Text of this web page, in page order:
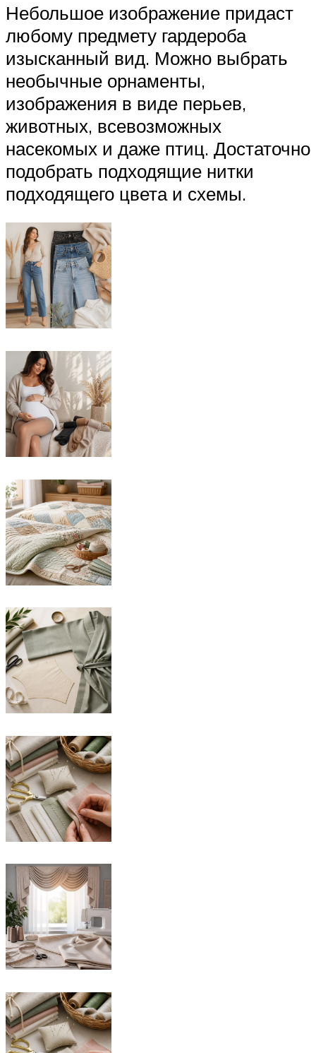
Небольшое изображение придаст
любому предмету гардероба
изысканный вид. Можно выбрать
необычные орнаменты,
изображения в виде перьев,
животных, всевозможных
насекомых и даже птиц. Достаточно
подобрать подходящие нитки
подходящего цвета и схемы.